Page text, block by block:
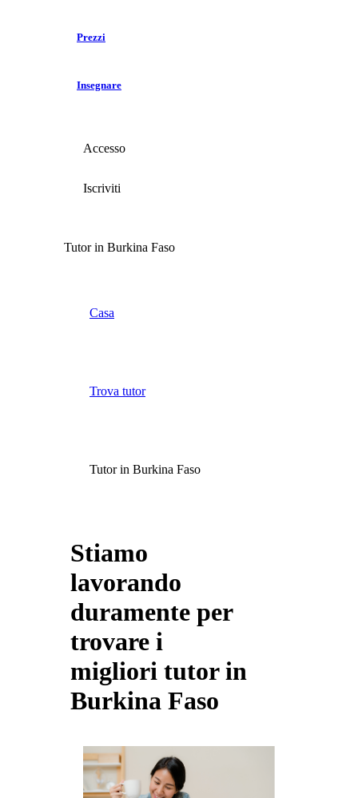
Prezzi
Insegnare
Accesso
Iscriviti
Tutor in Burkina Faso
Casa
Trova tutor
Tutor in Burkina Faso
Stiamo
lavorando
duramente per
trovare i
migliori tutor in
Burkina Faso